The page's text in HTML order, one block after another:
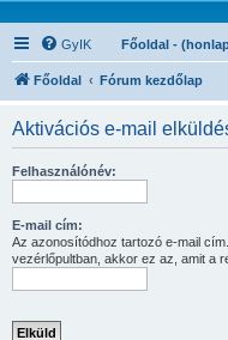
GyIK Főoldal -
Főoldal Fórum kezdőlap
Aktivációs e-mail
Felhasználónév:
E-mail cím:
Az azonosítódhoz tartozó e-mail
vezérlőpultban, akkor ez az, amit a